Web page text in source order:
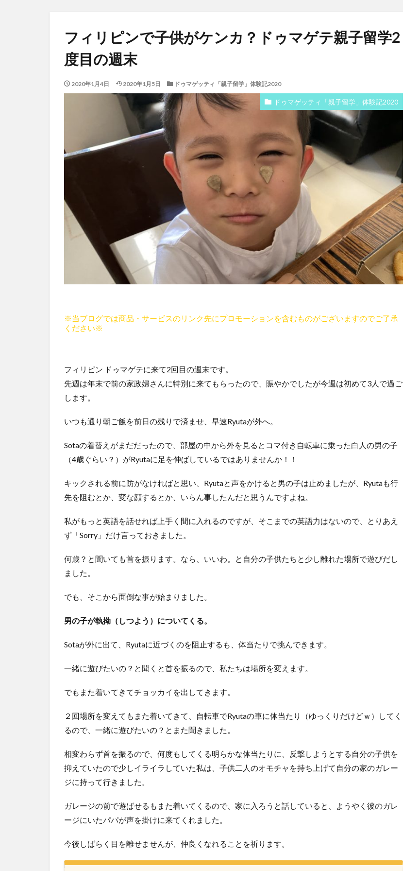
フィリピンで子供がケンカ？ドゥマゲテ親子留学2
度目の週末
2020年1月4日 2020年1月5日 ドゥマゲッティ「親子留学」体験記2020
ドゥマゲッティ「親子留学」体験記2020
※当ブログでは商品・サービスのリンク先にプロモーションを含むものがございますのでご了承
ください※
フィリピン ドゥマゲテに来て2回目の週末です。
先週は年末で前の家政婦さんに特別に来てもらったので、賑やかでしたが今週は初めて3人で過ご
します。
いつも通り朝ご飯を前日の残りで済ませ、早速Ryutaが外へ。
Sotaの着替えがまだだったので、部屋の中から外を見るとコマ付き自転車に乗った白人の男の子
（4歳ぐらい？）がRyutaに足を伸ばしているではありませんか！！
キックされる前に防がなければと思い、Ryutaと声をかけると男の子は止めましたが、Ryutaも行
先を阻むとか、変な顔するとか、いらん事したんだと思うんですよね。
私がもっと英語を話せれば上手く間に入れるのですが、そこまでの英語力はないので、とりあえ
ず「Sorry」だけ言っておきました。
何歳？と聞いても首を振ります。なら、いいわ。と自分の子供たちと少し離れた場所で遊びだし
ました。
でも、そこから面倒な事が始まりました。
男の子が執拗（しつよう）についてくる。
Sotaが外に出て、Ryutaに近づくのを阻止するも、体当たりで挑んできます。
一緒に遊びたいの？と聞くと首を振るので、私たちは場所を変えます。
でもまた着いてきてチョッカイを出してきます。
２回場所を変えてもまた着いてきて、自転車でRyutaの車に体当たり（ゆっくりだけどｗ）してく
るので、一緒に遊びたいの？とまた聞きました。
相変わらず首を振るので、何度もしてくる明らかな体当たりに、反撃しようとする自分の子供を
抑えていたので少しイライラしていた私は、子供二人のオモチャを持ち上げて自分の家のガレー
ジに持って行きました。
ガレージの前で遊ばせるもまた着いてくるので、家に入ろうと話していると、ようやく彼のガレ
ージにいたパパが声を掛けに来てくれました。
今後しばらく目を離せませんが、仲良くなれることを祈ります。